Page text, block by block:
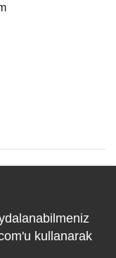
kullanarak